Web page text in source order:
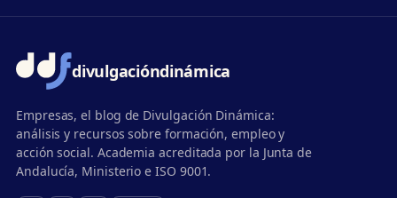
divulgacióndinámica
Empresas, el blog de Divulgación Dinámica:
análisis y recursos sobre formación, empleo y
acción social. Academia acreditada por la Junta de
Andalucía, Ministerio e ISO 9001.